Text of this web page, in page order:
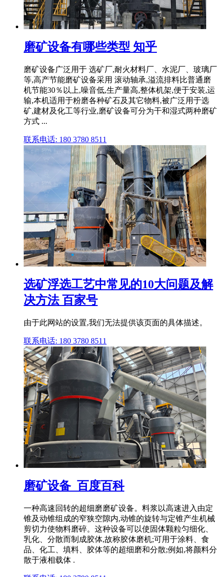
磨矿设备有哪些类型 知乎
磨矿设备广泛用于 选矿厂,耐火材料厂、水泥厂、玻璃厂
等,高产节能磨矿设备采用 滚动轴承,溢流排料比普通磨
机节能30％以上,噪音低,生产量高,整体机架,便于安装,运
输,本机适用于粉磨各种矿石及其它物料,被广泛用于选
矿,建材及化工等行业,磨矿设备可分为干和湿式两种磨矿
方式 ...
联系电话: 180 3780 8511
选矿浮选工艺中常见的10大问题及解
决方法 百家号
由于此网站的设置,我们无法提供该页面的具体描述。
联系电话: 180 3780 8511
磨矿设备_百度百科
一种高速回转的超细磨磨矿设备。料浆以高速进入由定
锥及动锥组成的窄狭空隙内,动锥的旋转与定锥产生机械
剪切力使物料磨碎。这种设备可以使固体颗粒匀细化、
乳化、分散而制成胶体,故称胶体磨机;可用于涂料、食
品、化工、填料、胶体等的超细磨和分散;例如,将颜料分
散于液相载体 .